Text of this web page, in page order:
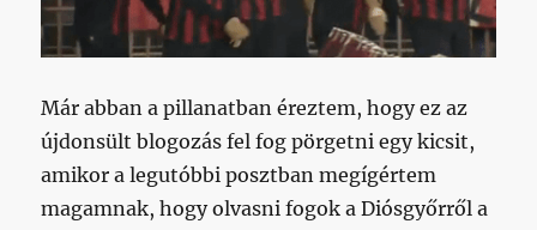
Már abban a pillanatban éreztem, hogy ez az
újdonsült blogozás fel fog pörgetni egy kicsit,
amikor a legutóbbi posztban megígértem
magamnak, hogy olvasni fogok a Diósgyőrről a